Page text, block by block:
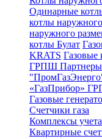
Одинарные
котлы
наружного
котлы Булат
KRATS
ГРПШ Партнеры
«ГазПрибор»
Газовые
Счетчики газа
Комплексы учета
Квартирные